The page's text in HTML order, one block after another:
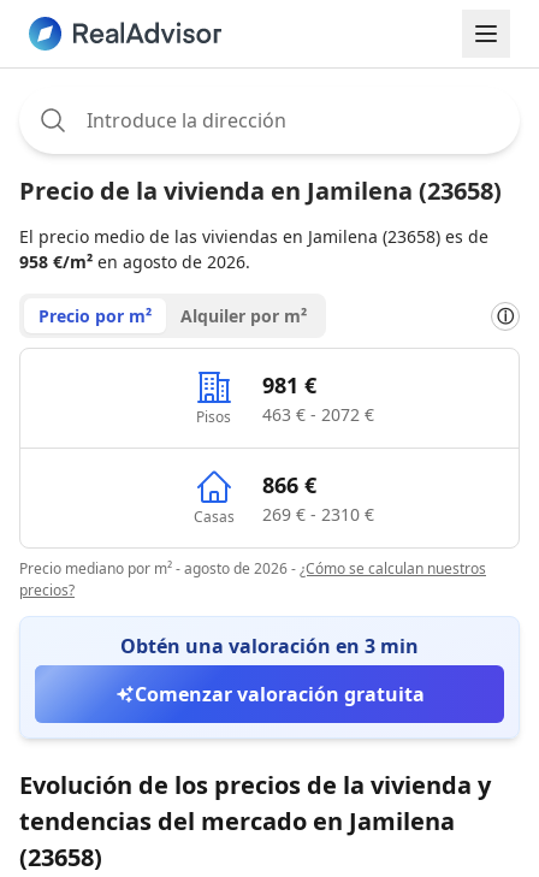
Precio de la vivienda en Jamilena (23658)
El precio medio de las viviendas en Jamilena (23658) es de
958 €/m² en agosto de 2026.
Precio por m² Alquiler por m² ⓘ
Pisos
981 €
463 € - 2072 €
Casas
866 €
269 € - 2310 €
Precio mediano por m² - agosto de 2026-¿Cómo se calculan nuestros
precios?
Obtén una valoración en 3 min
Comenzar valoración gratuita
Evolución de los precios de la vivienda y
tendencias del mercado en Jamilena
(23658)